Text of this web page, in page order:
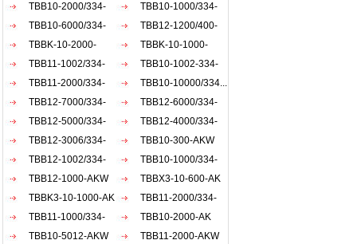
AKW
AKW
TBB10-2000/334-
AKW
TBB10-1000/334-
AKW
TBB10-6000/334-
AKW
TBB12-1200/400-
AKW
TBBK-10-2000-
AKW
TBBK-10-1000-
AKW
TBB11-1002/334-
AKW
TBB10-1002-334-
AKW
TBB11-2000/334-
AKW
TBB10-10000/334...
TBB12-7000/334-
AKW
TBB12-6000/334-
AKW
TBB12-5000/334-
AKW
TBB12-4000/334-
AKW
TBB12-3006/334-
AKW
TBB10-300-AKW
TBB12-1002/334-
AKW
TBB10-1000/334-
ACW
TBB12-1000-AKW
TBBX3-10-600-AK
TBBK3-10-1000-AK
TBB11-2000/334-
akw
TBB11-1000/334-
akw
TBB10-2000-AK
TBB10-5012-AKW
TBB11-2000-AKW